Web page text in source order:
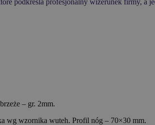
– gr. 2mm.
wg wzornika wuteh. Profil nóg – 70×30 mm.